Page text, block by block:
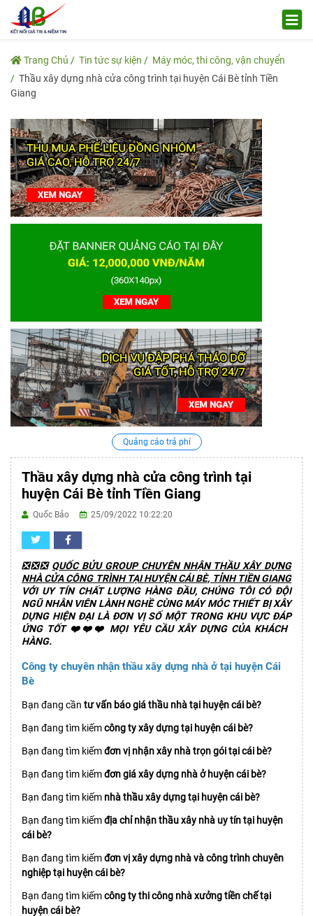
Trang Chủ Tin tức sự kiện
Máy móc, thi công, vận chuyển
Thầu xây dựng nhà cửa công trình tại huyện Cái Bè tỉnh Tiền
Giang
Quảng cáo trả phí
Thầu xây dựng nhà cửa công trình tại
huyện Cái Bè tỉnh Tiền Giang
Quốc Bảo 25/09/2022 10:22:20
❎❎❎ QUỐC BỬU GROUP CHUYÊN NHẬN THẦU XÂY DỰNG
NHÀ CỬA CÔNG TRÌNH TẠI HUYỆN CÁI BÈ, TỈNH TIỀN GIANG
VỚI UY TÍN CHẤT LƯỢNG HÀNG ĐẦU, CHÚNG TÔI CÓ ĐỘI
NGŨ NHÂN VIÊN LÀNH NGHỀ CÙNG MÁY MÓC THIẾT BỊ XÂY
DỰNG HIỆN ĐẠI LÀ ĐƠN VỊ SỐ MỘT TRONG KHU VỰC ĐÁP
ỨNG TỐT ❤️❤️❤️ MỌI YÊU CẦU XÂY DỰNG CỦA KHÁCH
HÀNG.
Công ty chuyên nhận thầu xây dựng nhà ở tại huyện Cái
Bè
Bạn đang cần tư vấn báo giá thầu nhà tại huyện cái bè?
Bạn đang tìm kiếmcông ty xây dựng tại huyện cái bè?
Bạn đang tìm kiếmđơn vị nhận xây nhà trọn gói tại cái bè?
Bạn đang tìm kiếmđơn giá xây dựng nhà ở huyện cái bè?
Bạn đang tìm kiếm nhà thầu xây dựng tại huyện cái bè?
Bạn đang tìm kiếmđịa chỉ nhận thầu xây nhà uy tín tại huyện
cái bè?
Bạn đang tìm kiếmđơn vị xây dựng nhà và công trình chuyên
nghiệp tại huyện cái bè?
Bạn đang tìm kiếmcông ty thi công nhà xưởng tiền chế tại
huyện cái bè?